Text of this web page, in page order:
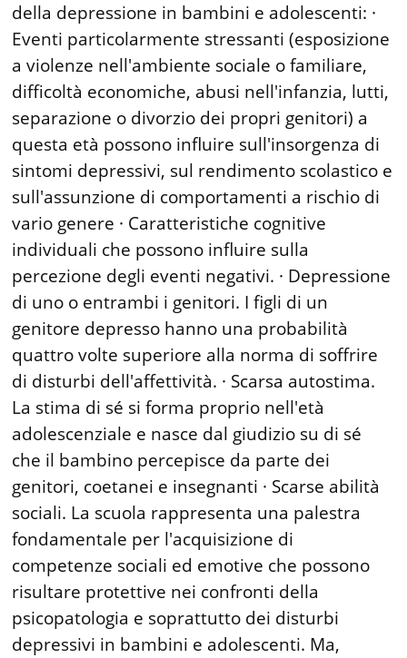
della depressione in bambini e adolescenti: ·
Eventi particolarmente stressanti (esposizione
a violenze nell'ambiente sociale o familiare,
difficoltà economiche, abusi nell'infanzia, lutti,
separazione o divorzio dei propri genitori) a
questa età possono influire sull'insorgenza di
sintomi depressivi, sul rendimento scolastico e
sull'assunzione di comportamenti a rischio di
vario genere · Caratteristiche cognitive
individuali che possono influire sulla
percezione degli eventi negativi. · Depressione
di uno o entrambi i genitori. I figli di un
genitore depresso hanno una probabilità
quattro volte superiore alla norma di soffrire
di disturbi dell'affettività. · Scarsa autostima.
La stima di sé si forma proprio nell'età
adolescenziale e nasce dal giudizio su di sé
che il bambino percepisce da parte dei
genitori, coetanei e insegnanti · Scarse abilità
sociali. La scuola rappresenta una palestra
fondamentale per l'acquisizione di
competenze sociali ed emotive che possono
risultare protettive nei confronti della
psicopatologia e soprattutto dei disturbi
depressivi in bambini e adolescenti. Ma,